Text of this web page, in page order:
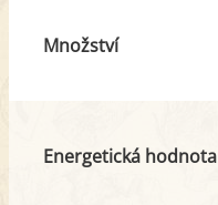
Množství
Energetická hodnota